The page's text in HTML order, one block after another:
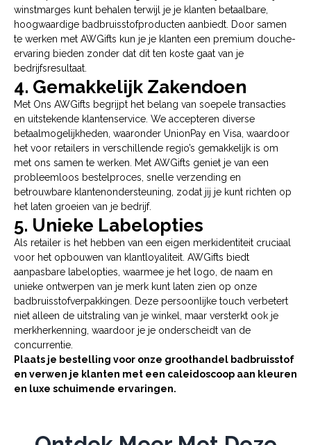
winstmarges kunt behalen terwijl je je klanten betaalbare,
hoogwaardige badbruisstofproducten aanbiedt. Door samen
te werken met AWGifts kun je je klanten een premium douche-
ervaring bieden zonder dat dit ten koste gaat van je
bedrijfsresultaat.
4. Gemakkelijk Zakendoen
Met Ons AWGifts begrijpt het belang van soepele transacties
en uitstekende klantenservice. We accepteren diverse
betaalmogelijkheden, waaronder UnionPay en Visa, waardoor
het voor retailers in verschillende regio’s gemakkelijk is om
met ons samen te werken. Met AWGifts geniet je van een
probleemloos bestelproces, snelle verzending en
betrouwbare klantenondersteuning, zodat jij je kunt richten op
het laten groeien van je bedrijf.
5. Unieke Labelopties
Als retailer is het hebben van een eigen merkidentiteit cruciaal
voor het opbouwen van klantloyaliteit. AWGifts biedt
aanpasbare labelopties, waarmee je het logo, de naam en
unieke ontwerpen van je merk kunt laten zien op onze
badbruisstofverpakkingen. Deze persoonlijke touch verbetert
niet alleen de uitstraling van je winkel, maar versterkt ook je
merkherkenning, waardoor je je onderscheidt van de
concurrentie.
Plaats je bestelling voor onze groothandel badbruisstof
en verwen je klanten met een caleidoscoop aan kleuren
en luxe schuimende ervaringen.